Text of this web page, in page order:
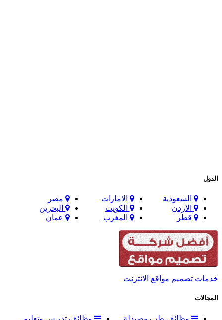
الدول
السعودية الامارات
مصر
الاردن
الكويت
البحرين
قطر
المغرب عمان
خدمات تصميم مواقع الانترنت
المجالات
وظائف طب وصيدلة
وظائف تدريس وتعليم